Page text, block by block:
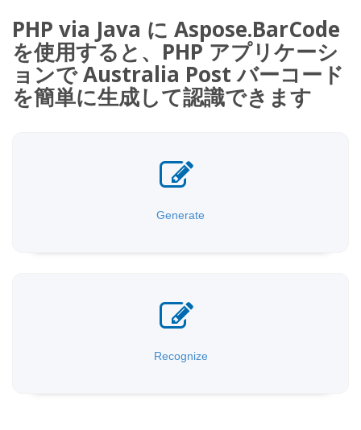
PHP via Java に Aspose.BarCode
を使用すると、PHP アプリケーシ
ョンで Australia Post バーコード
を簡単に生成して認識できます
Generate
Recognize